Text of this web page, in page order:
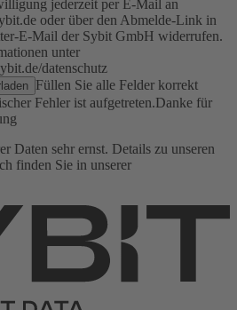
jederzeit per E-Mail an
oder über den Abmelde-Link in
E-Mail der Sybit GmbH widerrufen.
unter
datenschutz
Füllen Sie alle Felder korrekt
Fehler ist aufgetreten.Danke für
Daten sehr ernst. Details zu unseren
finden Sie in unserer